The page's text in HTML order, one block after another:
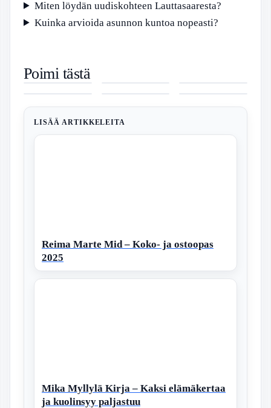
Miten löydän uudiskohteen Lauttasaaresta?
Kuinka arvioida asunnon kuntoa nopeasti?
Poimi tästä
asunnot
Sauvo – 16
Oikotie
Avoimet
työpaikat
parhaat
hakukanavat
Rentoutuminen
LISÄÄ ARTIKKELEITA
Reima Marte Mid – Koko- ja ostoopas
2025
Mika Myllylä Kirja – Kaksi elämäkertaa
ja kuolinsyy paljastuu